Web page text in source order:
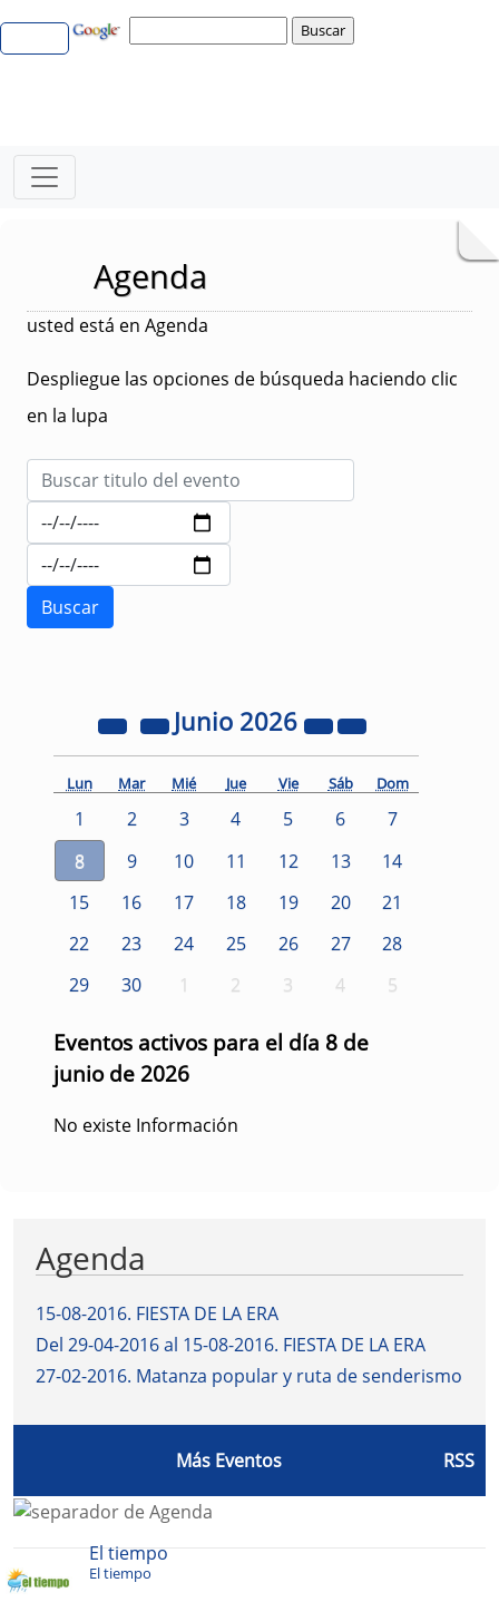
Agenda
usted está en Agenda
Despliegue las opciones de búsqueda haciendo clic
en la lupa
Junio 2026
Lun Mar Mié Jue Vie Sáb Dom
1 2 3 4 5 6
7
8
9 10 11 12 13
14
15
16 17 18 19 20
21
22
23 24 25 26 27
28
29
30 1 2 3 4 5
Eventos activos para el día 8 de
junio de 2026
No existe Información
Agenda
15-08-2016. FIESTA DE LA ERA
Del 29-04-2016 al 15-08-2016. FIESTA DE LA ERA
27-02-2016. Matanza popular y ruta de senderismo
Más Eventos RSS
El tiempo
El tiempo